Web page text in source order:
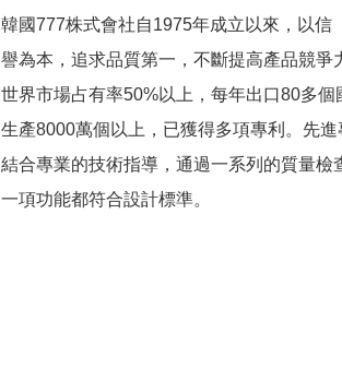
韓國777株式會社自1975年成立以來，以信
譽為本，追求品質第一，不斷提高產品競爭
世界市場占有率50%以上，每年出口80多個
生產8000萬個以上，已獲得多項專利。先進
結合專業的技術指導，通過一系列的質量檢
一項功能都符合設計標準。